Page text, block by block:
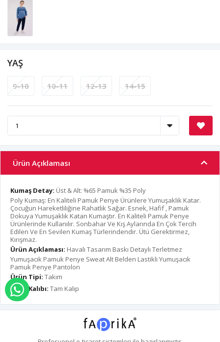
YAŞ
9-10 10-11 12-13 14-15
Ürün Açıklaması
Kumaş Detay: Üst & Alt: %65 Pamuk %35 Poly
Poly Kumaş: En Kaliteli Pamuk Penye Ürünlere Yumuşaklık Katar.
Çocuğun Hareketliliğine Rahatlık Sağar. Esnek, Hafif , Pamuk
Dokuya Yumuşaklık Katan Kumaştır. En Kaliteli Pamuk Penye
Ürünlerinde Kullanılır. Sonbahar Ve Kış Aylarında En Çok Tercih
Edilen Ve En Sevilen Kumaş Türlerindendir. Ütü Gerektirmez,
Kırışmaz.
Ürün Açıklaması: Havalı Tasarım Baskı Detaylı Terletmez
Yumuşacık Pamuk Penye Sweat Alt Belden Lastikli Yumuşacık
Pamuk Penye Pantolon
Ürün Tipi: Takım
Ürün Kalıbı: Tam Kalıp
WHATSAPP İLE SİPARİŞ VER